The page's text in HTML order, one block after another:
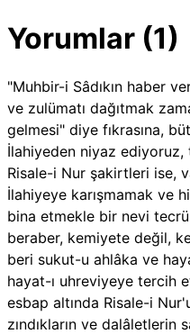
Yorumlar (1)
"Muhbir-i Sâdıkın haber
ve zulümatı dağıtmak
gelmesi" diye fıkrasına,
İlahiyeden niyaz
Risale-i Nur şakirtleri ise,
İlahiyeye karışmamak ve
bina etmekle bir nevi
beraber, kemiyete değil,
beri sukut-u ahlâka ve
hayat-ı uhreviyeye tercih
esbap altında Risale-i
zındıkların ve dalâletlerin